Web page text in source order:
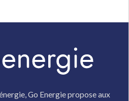
Go Energie propose aux